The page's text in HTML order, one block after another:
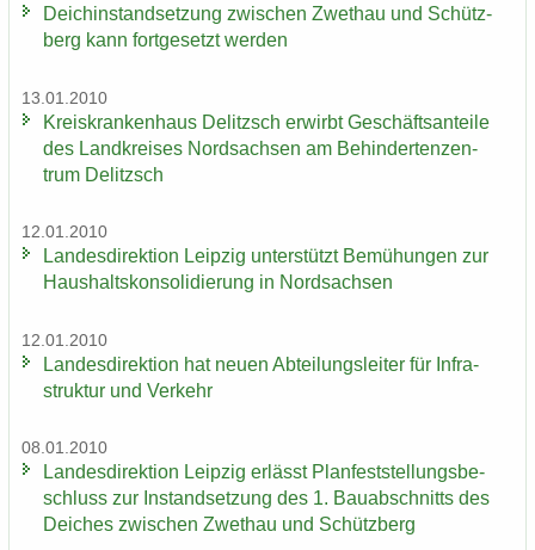
Deich­in­stand­set­zung zwi­schen Zwet­hau und Schütz­
berg kann fort­ge­setzt wer­den
13.01.2010
Kreis­kran­ken­haus De­litzsch er­wirbt Ge­schäfts­an­tei­le
des Land­krei­ses Nord­sach­sen am Be­hin­der­ten­zen­
trum De­litzsch
12.01.2010
Lan­des­di­rek­ti­on Leip­zig un­ter­stützt Be­mü­hun­gen zur
Haus­halts­kon­so­li­die­rung in Nord­sach­sen
12.01.2010
Lan­des­di­rek­ti­on hat neuen Ab­tei­lungs­lei­ter für In­fra­
struk­tur und Ver­kehr
08.01.2010
Lan­des­di­rek­ti­on Leip­zig er­lässt Plan­fest­stel­lungs­be­
schluss zur In­stand­set­zung des 1. Bau­ab­schnitts des
Dei­ches zwi­schen Zwet­hau und Schütz­berg